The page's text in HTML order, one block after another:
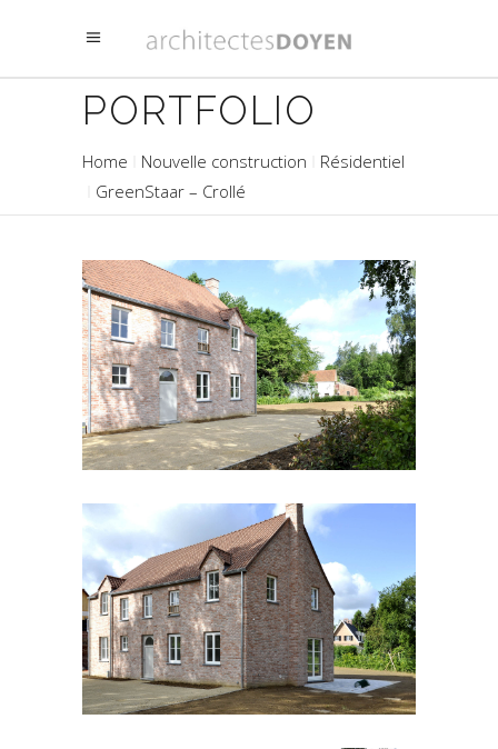
PORTFOLIO
Home Nouvelle construction
Résidentiel
GreenStaar – Crollé